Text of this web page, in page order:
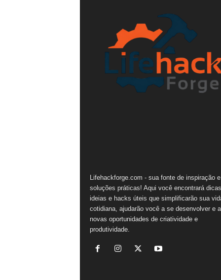
Lifehackforge.com - sua fonte de inspiração e
soluções práticas! Aqui você encontrará
ideias e hacks úteis que simplificarão sua
cotidiana, ajudarão você a se desenvolver e
novas oportunidades de criatividade e
produtividade.